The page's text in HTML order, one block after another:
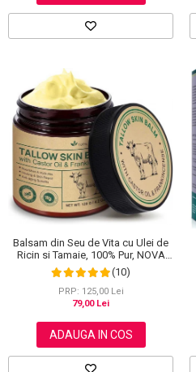
Balsam din Seu de Vita cu Ulei de
Ricin si Tamaie, 100% Pur, NOVA
KISS®, 120 g(10)
PRP: 125,00 Lei
79,00 Lei
ADAUGA IN COS